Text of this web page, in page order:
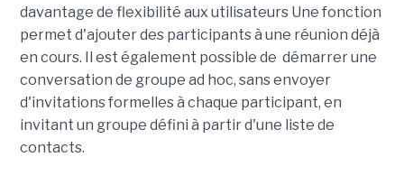
davantage de flexibilité aux utilisateurs Une fonction
permet d'ajouter des participants à une réunion déjà
en cours. Il est également possible de démarrer une
conversation de groupe ad hoc, sans envoyer
d'invitations formelles à chaque participant, en
invitant un groupe défini à partir d'une liste de
contacts.